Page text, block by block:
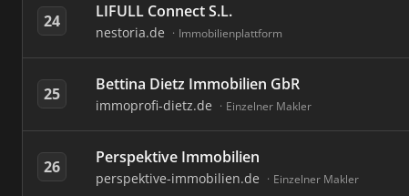
24 LIFULL Connect S.L.
nestoria.de Immobilienplattform
25 Bettina Dietz Immobilien GbR
immoprofi-dietz.de Einzelner Makler
26 Perspektive Immobilien
perspektive-immobilien.de Einzelner Makler